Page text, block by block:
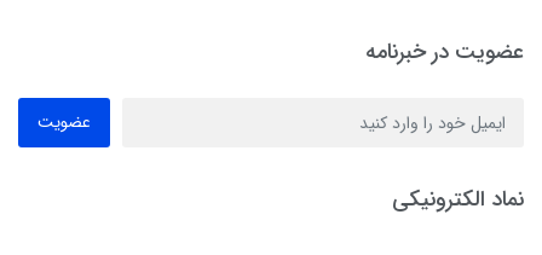
عضویت در خبرنامه
عضویت
نماد الکترونیکی